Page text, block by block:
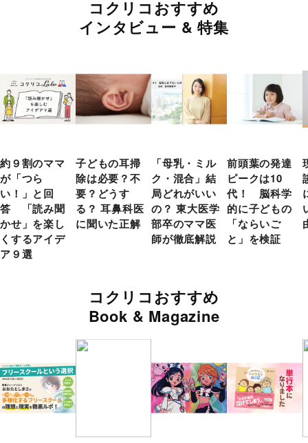
コクリコおすすめ
インタビュー & 特集
約９割のママ
が「つら
い！」と回
答 「読み聞
かせ」を楽し
くするアイデ
ア９選
子どもの耳掃
除は必要？不
要？どうす
る？ 耳鼻科医
に聞いた正解
「母乳・ミル
ク・混合」結
局どれがいい
の？ 東大医学
部卒のママ医
師が徹底解説
前頭葉の発達
ピークは10
代！ 脳科学
的に子どもの
「ならいご
と」を検証
コクリコおすすめ
Book & Magazine